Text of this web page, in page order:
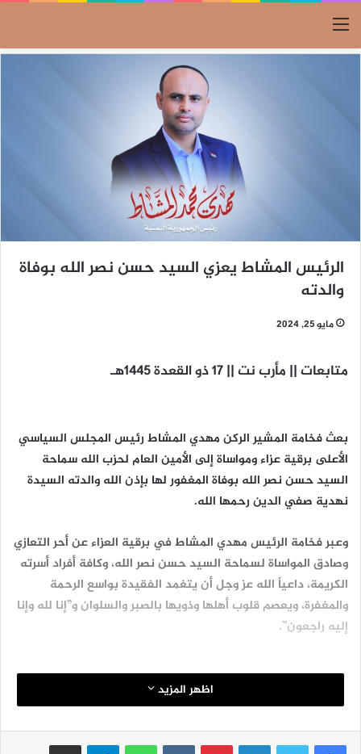
القائمة
الرئيس المشاط يعزي السيد حسن نصر الله بوفاة
والدته
مايو 25, 2024
متابعات || مأرب نت || 17 ذو القعدة 1445هـ
بعث فخامة المشير الركن مهدي المشاط رئيس المجلس السياسي
الأعلى برقية عزاء ومواساة إلى الأمين العام لحزب الله سماحة
السيد حسن نصر الله بوفاة المغفور لها بإذن الله والدته السيدة
نهدية صفي الدين رحمها الله.
وعبر فخامة الرئيس مهدي المشاط في برقية العزاء عن أحر التعازي
وصادق المواساة لسماحة السيد حسن نصر الله، وكافة أفراد أسرته
الكريمة، داعياً الله عز وجل أن يتغمد الفقيدة بواسع الرحمة
والمغفرة، ويعصم قلوب أهلها وذويها بالصبر والسلوان و”إنا لله وإنا
إليه راجعون”.
اظهر المزيد
لينكدإنبينتيريست واتساب تيلقرام مشاركة عبر البريد